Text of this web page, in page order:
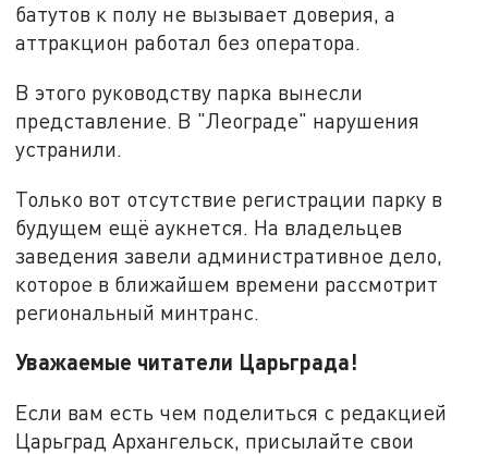
батутов к полу не вызывает доверия, а
аттракцион работал без оператора.
В этого руководству парка вынесли
представление. В "Леограде" нарушения
устранили.
Только вот отсутствие регистрации парку в
будущем ещё аукнется. На владельцев
заведения завели административное дело,
которое в ближайшем времени рассмотрит
региональный минтранс.
Уважаемые читатели Царьграда!
Если вам есть чем поделиться с редакцией
Царьград Архангельск, присылайте свои